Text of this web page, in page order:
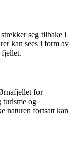
seg tilbake i
kan sees i form av
fjellet.
for
turisme og
naturen fortsatt kan